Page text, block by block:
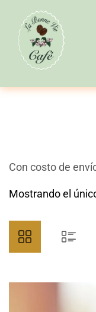
Con costo de
Mostrando el